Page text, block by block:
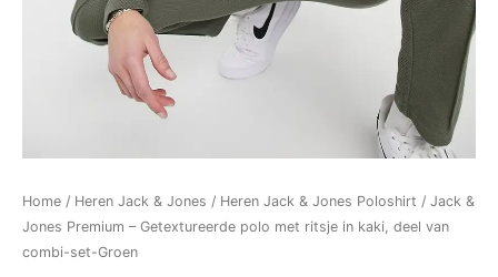
Home / Heren Jack & Jones / Heren Jack & Jones Poloshirt / Jack &
Jones Premium – Getextureerde polo met ritsje in kaki, deel van
combi-set-Groen